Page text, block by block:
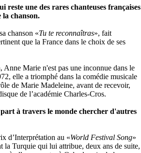
reste une des rares chanteuses françaises
chanson.
chanson «Tu te reconnaîtras», fait
que la France dans le choix de ses
Marie n'est pas une inconnue dans le
elle a triomphé dans la comédie musicale
de Marie Madeleine, avant de recevoir,
de l’académie Charles-Cros.
à travers le monde chercher d'autres
d’Interprétation au «World Festival Song»
Turquie qui lui attribue, deux ans de suite,